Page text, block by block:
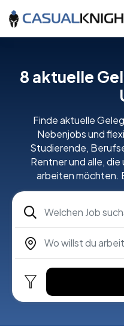
8 aktuelle
Finde aktuelle
Nebenjobs und
Studierende,
Rentner und alle,
arbeiten möchten.